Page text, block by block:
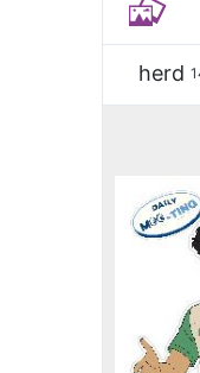
herd